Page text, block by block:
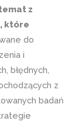
z
które
do
i
błędnych,
z
badań